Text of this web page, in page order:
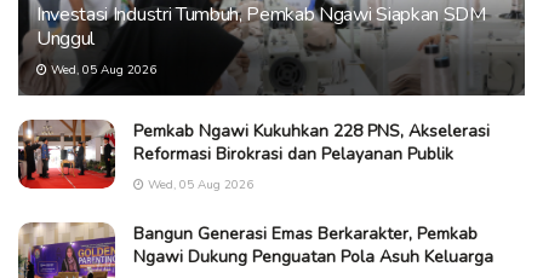
Investasi Industri Tumbuh, Pemkab Ngawi Siapkan SDM
Unggul
Wed, 05 Aug 2026
Pemkab Ngawi Kukuhkan 228 PNS, Akselerasi
Reformasi Birokrasi dan Pelayanan Publik
Wed, 05 Aug 2026
Bangun Generasi Emas Berkarakter, Pemkab
Ngawi Dukung Penguatan Pola Asuh Keluarga